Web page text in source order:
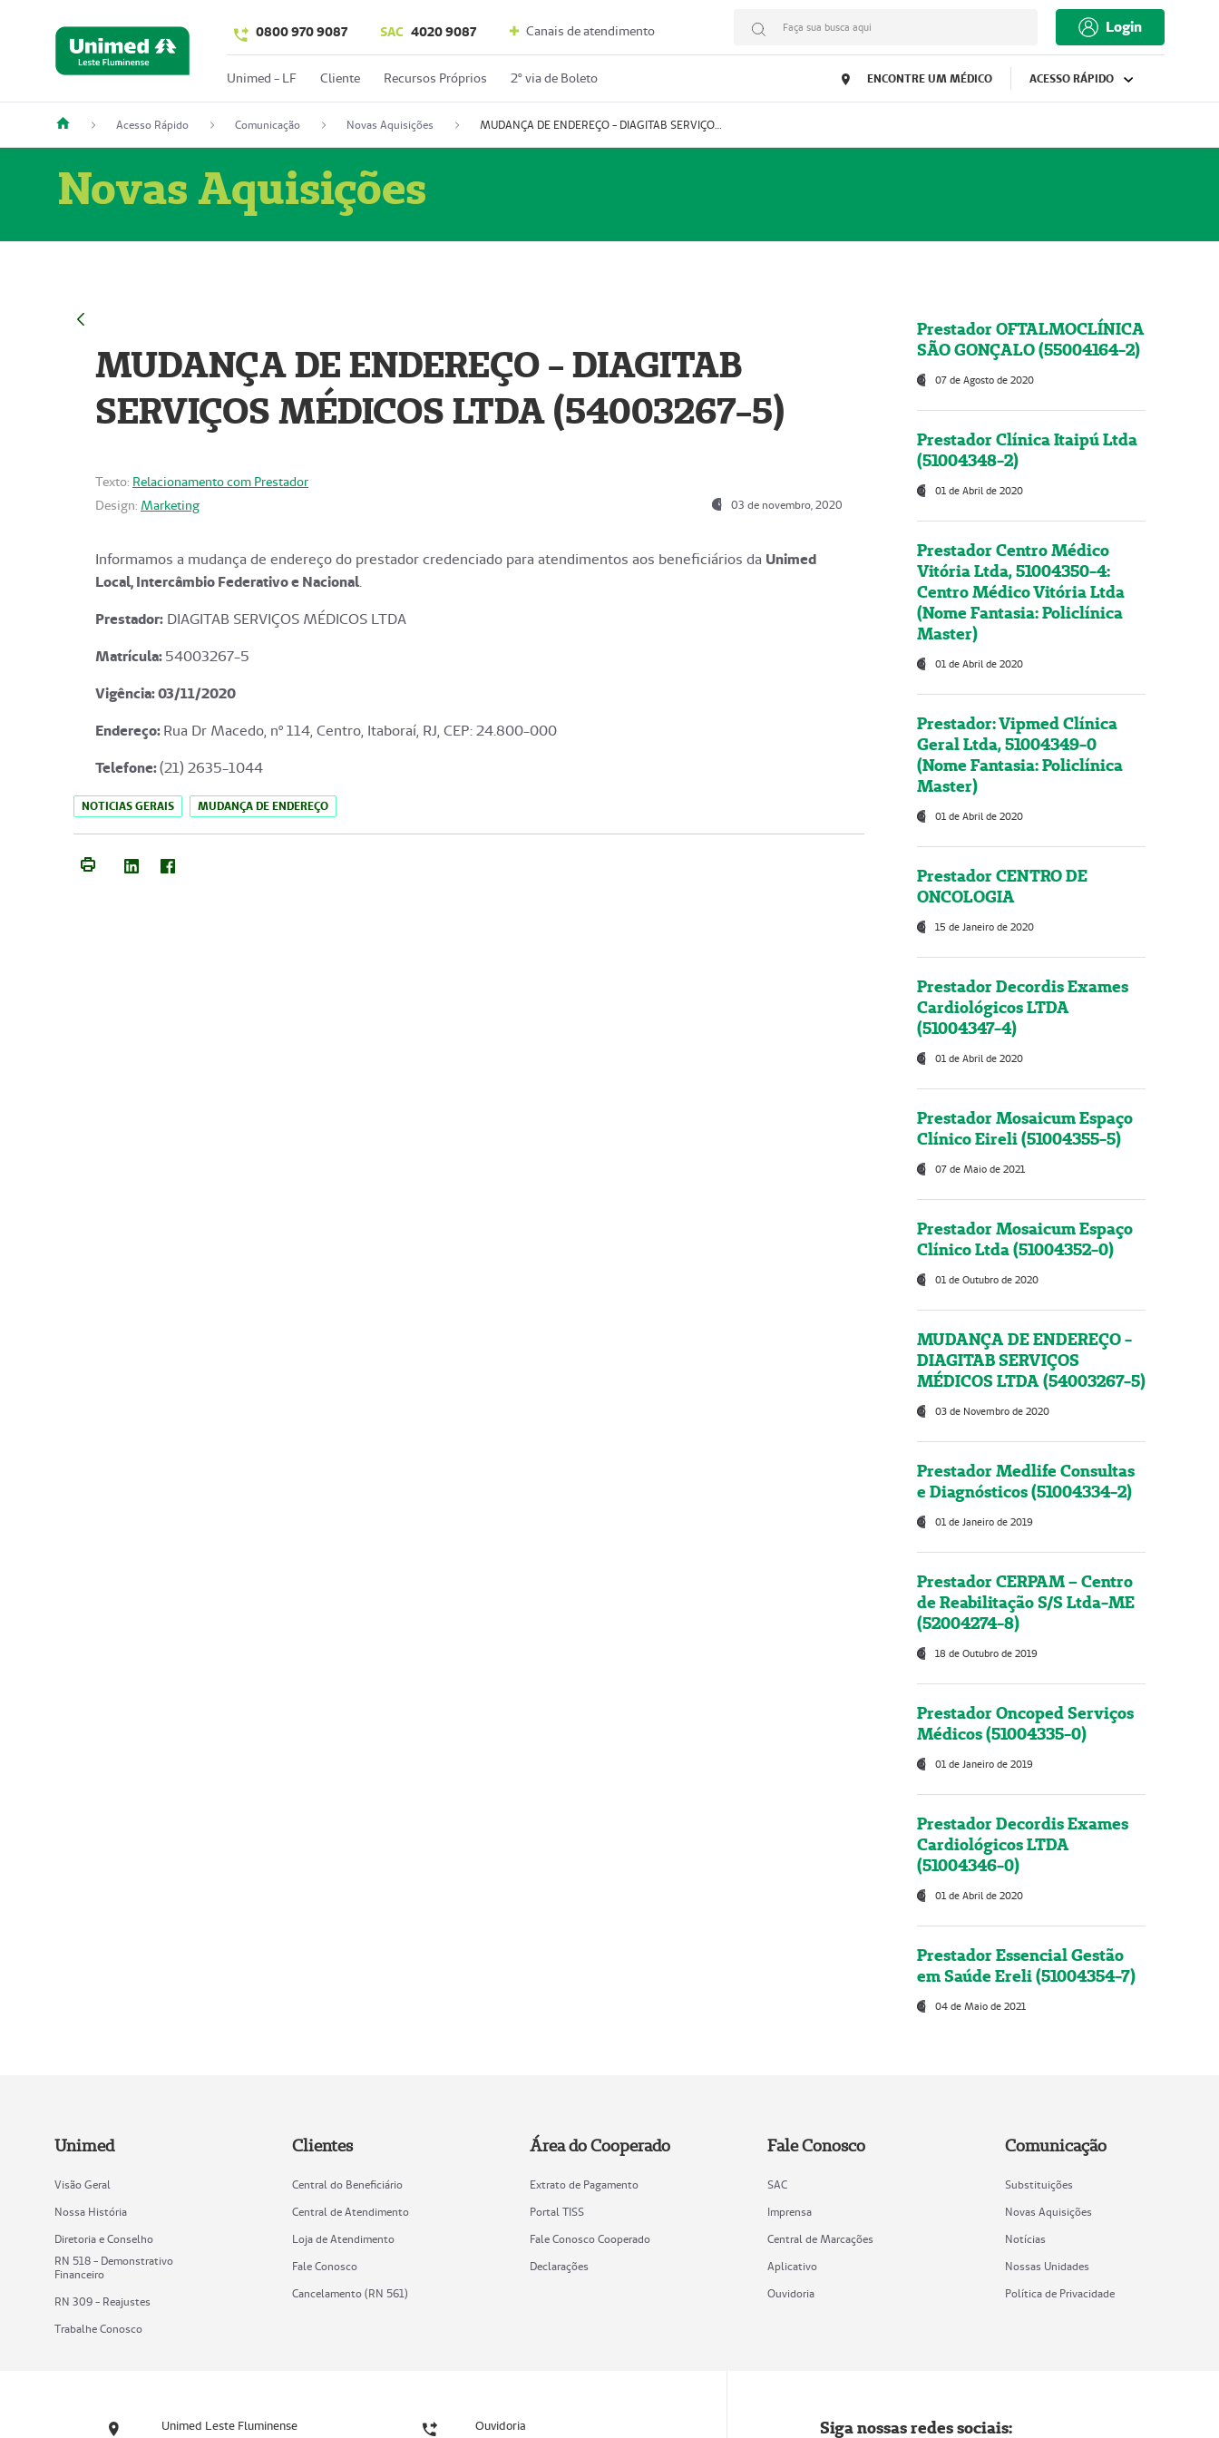
0800 970 9087 SAC 4020 9087 Canais de atendimento Faça sua busca aqui Login
Unimed - LF Cliente Recursos Próprios 2º via de Boleto ENCONTRE UM MÉDICO ACESSO RÁPIDO
Acesso Rápido Comunicação Novas Aquisições MUDANÇA DE ENDEREÇO - DIAGITAB SERVIÇOS MÉDICOS LTDA (54003267-5)
Novas Aquisições
MUDANÇA DE ENDEREÇO - DIAGITAB
SERVIÇOS MÉDICOS LTDA (54003267-5)
Texto: Relacionamento com Prestador
Design: Marketing 03 de novembro, 2020
Informamos a mudança de endereço do prestador credenciado para atendimentos aos beneficiários da Unimed
Local, Intercâmbio Federativo e Nacional.
Prestador: DIAGITAB SERVIÇOS MÉDICOS LTDA
Matrícula:54003267-5
Vigência: 03/11/2020
Endereço:Rua Dr Macedo, nº 114, Centro, Itaboraí, RJ, CEP: 24.800-000
Telefone:(21) 2635-1044
NOTICIAS GERAIS MUDANÇA DE ENDEREÇO
Prestador OFTALMOCLÍNICA
SÃO GONÇALO (55004164-2)
07 de Agosto de 2020
Prestador Clínica Itaipú Ltda
(51004348-2)
01 de Abril de 2020
Prestador Centro Médico
Vitória Ltda, 51004350-4:
Centro Médico Vitória Ltda
(Nome Fantasia: Policlínica
Master)
01 de Abril de 2020
Prestador: Vipmed Clínica
Geral Ltda, 51004349-0
(Nome Fantasia: Policlínica
Master)
01 de Abril de 2020
Prestador CENTRO DE
ONCOLOGIA
15 de Janeiro de 2020
Prestador Decordis Exames
Cardiológicos LTDA
(51004347-4)
01 de Abril de 2020
Prestador Mosaicum Espaço
Clínico Eireli (51004355-5)
07 de Maio de 2021
Prestador Mosaicum Espaço
Clínico Ltda (51004352-0)
01 de Outubro de 2020
MUDANÇA DE ENDEREÇO -
DIAGITAB SERVIÇOS
MÉDICOS LTDA (54003267-5)
03 de Novembro de 2020
Prestador Medlife Consultas
e Diagnósticos (51004334-2)
01 de Janeiro de 2019
Prestador CERPAM – Centro
de Reabilitação S/S Ltda-ME
(52004274-8)
18 de Outubro de 2019
Prestador Oncoped Serviços
Médicos (51004335-0)
01 de Janeiro de 2019
Prestador Decordis Exames
Cardiológicos LTDA
(51004346-0)
01 de Abril de 2020
Prestador Essencial Gestão
em Saúde Ereli (51004354-7)
04 de Maio de 2021
Unimed
Visão Geral
Nossa História
Diretoria e Conselho
RN 518 - Demonstrativo
Financeiro
RN 309 - Reajustes
Trabalhe Conosco
Clientes
Central do Beneficiário
Central de Atendimento
Loja de Atendimento
Fale Conosco
Cancelamento (RN 561)
Área do Cooperado
Extrato de Pagamento
Portal TISS
Fale Conosco Cooperado
Declarações
Fale Conosco
SAC
Imprensa
Central de Marcações
Aplicativo
Ouvidoria
Comunicação
Substituições
Novas Aquisições
Notícias
Nossas Unidades
Política de Privacidade
Unimed Leste Fluminense Ouvidoria Siga nossas redes sociais: